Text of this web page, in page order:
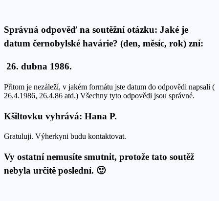
Správná odpověď na soutěžní otázku: Jaké je
datum černobylské havárie? (den, měsíc, rok) zní:
26. dubna 1986.
Přitom je nezáleží, v jakém formátu jste datum do odpovědi napsali (
26.4.1986, 26.4.86 atd.) Všechny tyto odpovědi jsou správné.
Kšiltovku vyhrává: Hana P.
Gratuluji. Výherkyni budu kontaktovat.
Vy ostatní nemusíte smutnit, protože tato soutěž
nebyla určitě poslední. 🙂